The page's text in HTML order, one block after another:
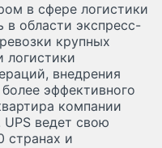
в сфере логистики
в области экспресс-
крупных
логистики
внедрения
эффективного
компании
ведет свою
странах и